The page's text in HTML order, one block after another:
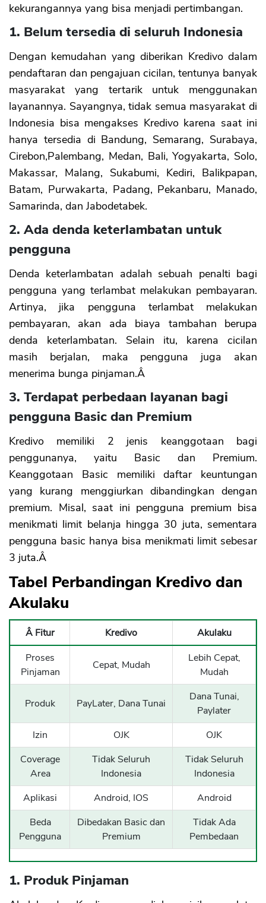
kekurangannya yang bisa menjadi pertimbangan.
1. Belum tersedia di seluruh Indonesia
Dengan kemudahan yang diberikan Kredivo dalam
pendaftaran dan pengajuan cicilan, tentunya banyak
masyarakat yang tertarik untuk menggunakan
layanannya. Sayangnya, tidak semua masyarakat di
Indonesia bisa mengakses Kredivo karena saat ini
hanya tersedia di Bandung, Semarang, Surabaya,
Cirebon,Palembang, Medan, Bali, Yogyakarta, Solo,
Makassar, Malang, Sukabumi, Kediri, Balikpapan,
Batam, Purwakarta, Padang, Pekanbaru, Manado,
Samarinda, dan Jabodetabek.
2. Ada denda keterlambatan untuk
pengguna
Denda keterlambatan adalah sebuah penalti bagi
pengguna yang terlambat melakukan pembayaran.
Artinya, jika pengguna terlambat melakukan
pembayaran, akan ada biaya tambahan berupa
denda keterlambatan. Selain itu, karena cicilan
masih berjalan, maka pengguna juga akan
menerima bunga pinjaman.Â
3. Terdapat perbedaan layanan bagi
pengguna Basic dan Premium
Kredivo memiliki 2 jenis keanggotaan bagi
penggunanya, yaitu Basic dan Premium.
Keanggotaan Basic memiliki daftar keuntungan
yang kurang menggiurkan dibandingkan dengan
premium. Misal, saat ini pengguna premium bisa
menikmati limit belanja hingga 30 juta, sementara
pengguna basic hanya bisa menikmati limit sebesar
3 juta.Â
Tabel Perbandingan Kredivo dan
Akulaku
Â Fitur Kredivo
Akulaku
Proses
Pinjaman
Cepat, Mudah
Lebih Cepat,
Mudah
Produk PayLater, Dana Tunai
Dana Tunai,
Paylater
Izin
OJK
OJK
Coverage
Area
Tidak Seluruh
Indonesia
Tidak Seluruh
Indonesia
Aplikasi
Android, IOS
Android
Beda
Pengguna
Dibedakan Basic dan
Premium
Tidak Ada
Pembedaan
1. Produk Pinjaman